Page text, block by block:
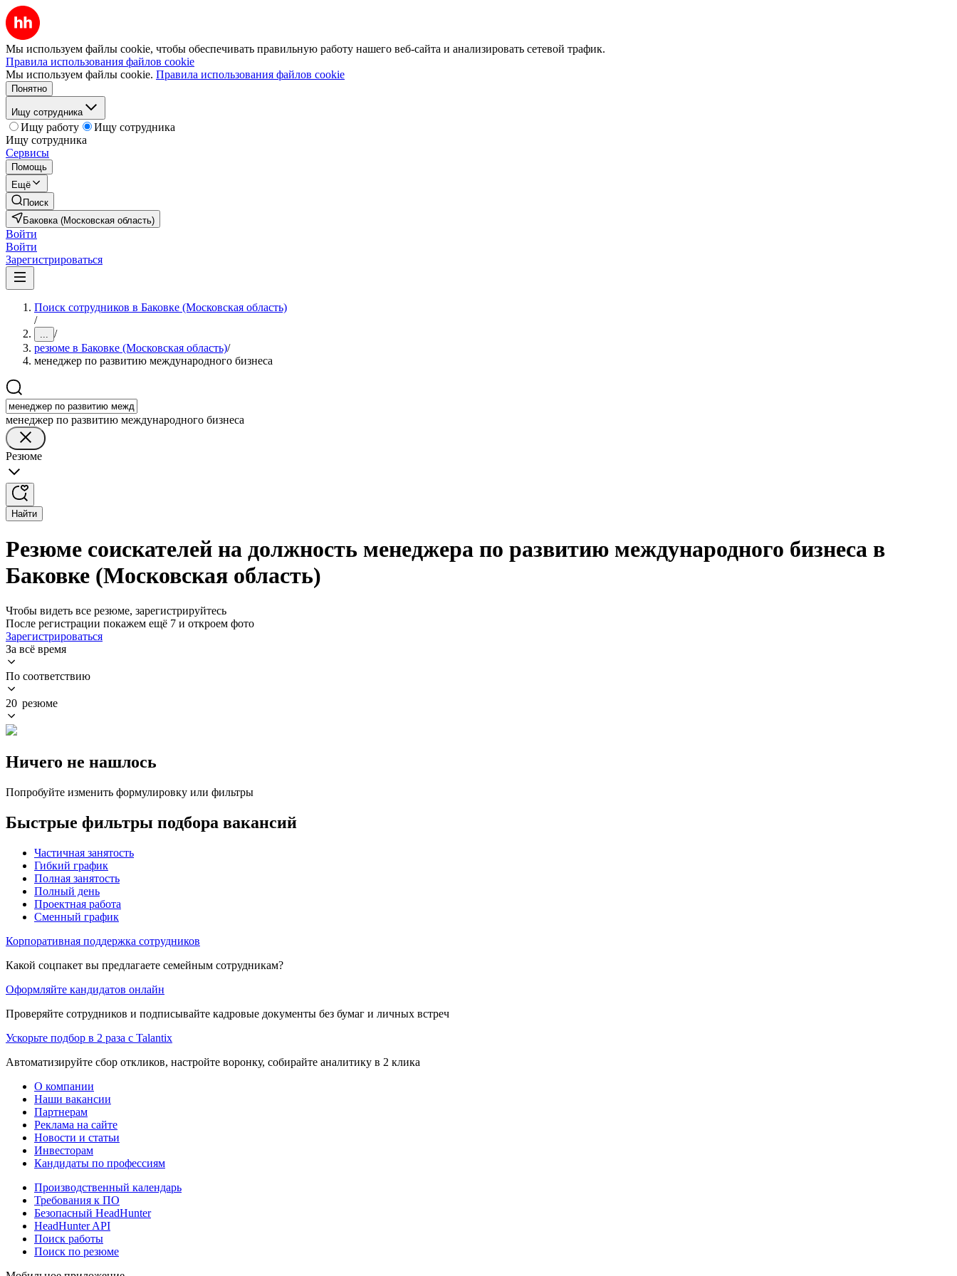
Мы используем файлы cookie, чтобы обеспечивать правильную работу нашего веб-сайта и анализировать сетевой трафик.
Правила использования файлов cookie
Мы используем файлы cookie. Правила использования файлов cookie
Понятно
Ищу сотрудника
Ищу работу
Ищу сотрудника
Ищу сотрудника
Сервисы
Помощь
Ещё
Поиск
Баковка (Московская область)
Войти
Войти
Зарегистрироваться
Поиск сотрудников в Баковке (Московская область)
/
... /
резюме в Баковке (Московская область)/
менеджер по развитию международного бизнеса
менеджер по развитию международного бизнеса
Резюме
Найти
Резюме соискателей на должность менеджера по развитию международного бизнеса в
Баковке (Московская область)
Чтобы видеть все резюме, зарегистрируйтесь
После регистрации покажем ещё 7 и откроем фото
Зарегистрироваться
За всё время
По соответствию
20 резюме
Ничего не нашлось
Попробуйте изменить формулировку или фильтры
Быстрые фильтры подбора вакансий
Частичная занятость
Гибкий график
Полная занятость
Полный день
Проектная работа
Сменный график
Корпоративная поддержка сотрудников
Какой соцпакет вы предлагаете семейным сотрудникам?
Оформляйте кандидатов онлайн
Проверяйте сотрудников и подписывайте кадровые документы без бумаг и личных встреч
Ускорьте подбор в 2 раза с Talantix
Автоматизируйте сбор откликов, настройте воронку, собирайте аналитику в 2 клика
О компании
Наши вакансии
Партнерам
Реклама на сайте
Новости и статьи
Инвесторам
Кандидаты по профессиям
Производственный календарь
Требования к ПО
Безопасный HeadHunter
HeadHunter API
Поиск работы
Поиск по резюме